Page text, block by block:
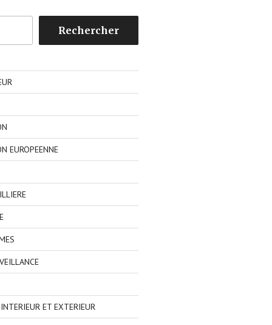
Rechercher
EUROPEENNE
ET EXTERIEUR